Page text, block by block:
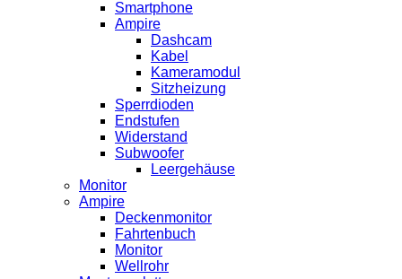
Smartphone
Ampire
Dashcam
Kabel
Kameramodul
Sitzheizung
Sperrdioden
Endstufen
Widerstand
Subwoofer
Leergehäuse
Monitor
Ampire
Deckenmonitor
Fahrtenbuch
Monitor
Wellrohr